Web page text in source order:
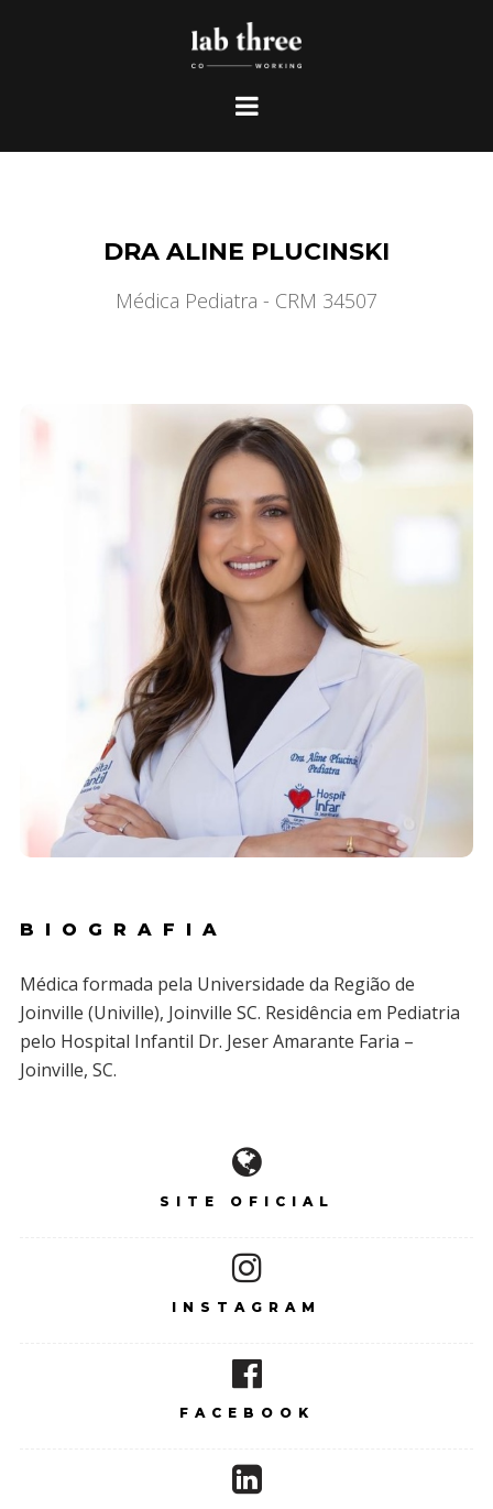
DRA ALINE PLUCINSKI
Médica Pediatra - CRM 34507
BIOGRAFIA
Médica formada pela Universidade da Região de
Joinville (Univille), Joinville SC. Residência em Pediatria
pelo Hospital Infantil Dr. Jeser Amarante Faria –
Joinville, SC.
SITE OFICIAL
INSTAGRAM
FACEBOOK